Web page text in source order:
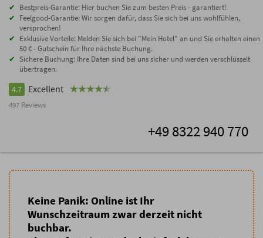
Bestpreis-Garantie: Hier buchen Sie zum besten Preis - garantiert!
Feelgood-Garantie: Wir sorgen dafür, dass Sie sich bei uns wohlfühlen,
versprochen!
Exklusive Vorteile: Melden Sie sich bei "Mein Hotel" an und Sie erhalten einen
50 € - Gutschein für Ihre nächste Buchung.
Sichere Buchung: Ihre Daten sind bei uns sicher und werden verschlüsselt
übertragen.
4.7 Excellent
497 Reviews
+49 8322 940 770
Keine Panik: Online ist Ihr
Wunschzeitraum zwar derzeit nicht
buchbar.